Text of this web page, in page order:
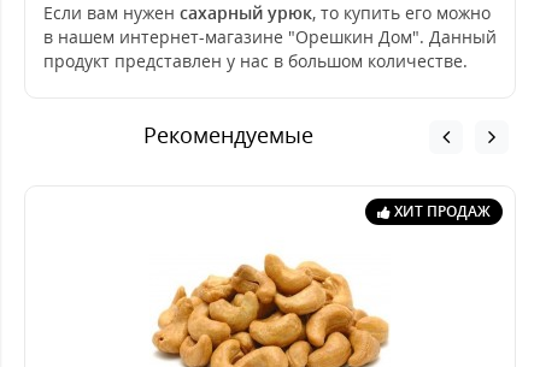
Если вам нужен сахарный урюк, то купить его можно
в нашем интернет-магазине "Орешкин Дом". Данный
продукт представлен у нас в большом количестве.
Рекомендуемые
ХИТ ПРОДАЖ